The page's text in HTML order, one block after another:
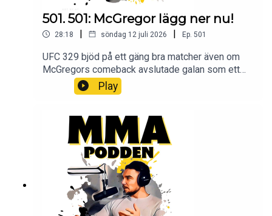
501. 501: McGregor lägg ner nu!
28:18 | söndag 12 juli 2026 | Ep. 501
UFC 329 bjöd på ett gäng bra matcher även om
McGregors comeback avslutade galan som ett
stort skämt. Bryter ner allt detta i veckans avsnitt.
Bli Patreon och lyssna på podden utan
avsnitt MMA-Podden PatreonSwish: 12 34 15 30
29Har du ett företag och vill höras i mmapodden?
Maila oss på mmapodden@gmail.comInstagram:
@mmapodden
@Pauldelvalle twitter: @pauldelvalle
MMA-
Podden Facebook Youtube Lyssna på Öppet
sinne Spotify iTunes Youtube
Play